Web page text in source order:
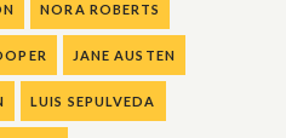
NORA ROBERTS
JANE AUSTEN
LUIS SEPULVEDA